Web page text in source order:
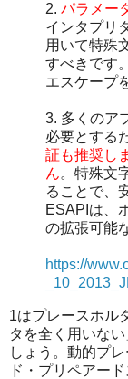
2. パラメー
インタプリ
用いて特殊
すべきです
エスケープ
3. 多くのア
必要とする
証も推奨し
ん。特殊文
ることで、
ESAPIは、
の拡張可能
https://
1はプレースホル
タを全く用いな
しょう。動的プ
ド・プリペアー